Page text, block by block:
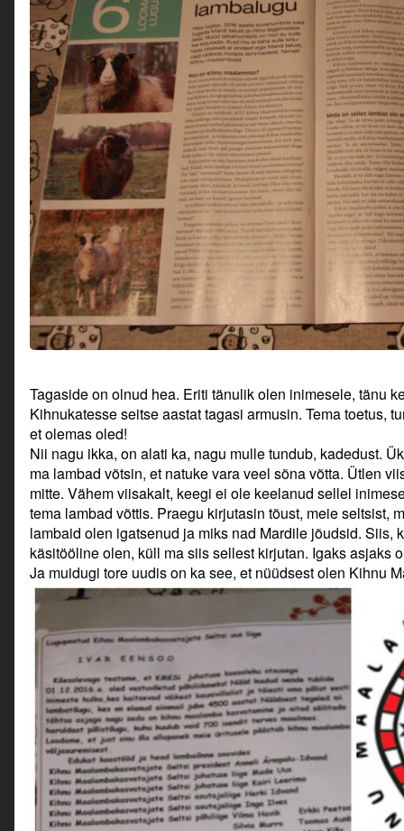
Tagaside on olnud hea. Eriti tänulik olen inimesele, tänu
Kihnukatesse seitse aastat tagasi armusin. Tema toetus,
et olemas oled!
Nii nagu ikka, on alati ka, nagu mulle tundub, kadedust.
ma lambad võtsin, et natuke vara veel sõna võtta. Ütlen
mitte. Vähem viisakalt, keegi ei ole keelanud sellel
tema lambad võttis. Praegu kirjutasin tõust, meie seltsist,
lambaid olen igatsenud ja miks nad Mardile jõudsid. Siis,
käsitööline olen, küll ma siis sellest kirjutan. Igaks asjaks
Ja muidugi tore uudis on ka see, et nüüdsest olen Kihnu